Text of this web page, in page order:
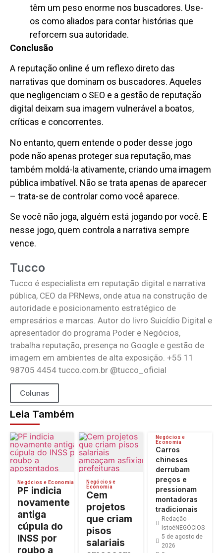
têm um peso enorme nos buscadores. Use-
os como aliados para contar histórias que
reforcem sua autoridade.
Conclusão
A reputação online é um reflexo direto das
narrativas que dominam os buscadores. Aqueles
que negligenciam o SEO e a gestão de reputação
digital deixam sua imagem vulnerável a boatos,
críticas e concorrentes.
No entanto, quem entende o poder desse jogo
pode não apenas proteger sua reputação, mas
também moldá-la ativamente, criando uma imagem
pública imbatível. Não se trata apenas de aparecer
– trata-se de controlar como você aparece.
Se você não joga, alguém está jogando por você. E
nesse jogo, quem controla a narrativa sempre
vence.
Tucco
Tucco é especialista em reputação digital e narrativa
pública, CEO da PRNews, onde atua na construção de
autoridade e posicionamento estratégico de
empresários e marcas. Autor do livro Suicídio Digital e
apresentador do programa Poder e Negócios,
trabalha reputação, presença no Google e gestão de
imagem em ambientes de alta exposição. +55 11
98705 4454 tucco.com.br @tucco_oficial
Colunas
Leia Também
Negócios e Economia
PF indicia
novamente
antiga
cúpula do
INSS por
roubo a
Negócios e
Economia
Cem
projetos
que criam
pisos
salariais
Negócios e
Economia
Carros
chineses
derrubam
preços e
pressionam
montadoras
tradicionais
Redação -
IstoéNEGÓCIOS
5 de agosto de
2026